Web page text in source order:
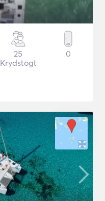
25
Krydstogt
0